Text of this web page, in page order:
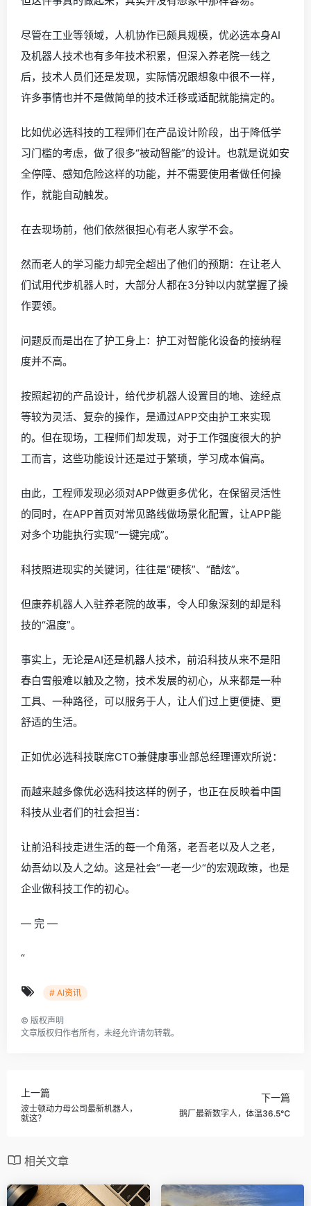
尽管在工业等领域，人机协作已颇具规模，优必选本身AI
及机器人技术也有多年技术积累，但深入养老院一线之
后，技术人员们还是发现，实际情况跟想象中很不一样，
许多事情也并不是做简单的技术迁移或适配就能搞定的。
比如优必选科技的工程师们在产品设计阶段，出于降低学
习门槛的考虑，做了很多“被动智能”的设计。也就是说如安
全停障、感知危险这样的功能，并不需要使用者做任何操
作，就能自动触发。
在去现场前，他们依然很担心有老人家学不会。
然而老人的学习能力却完全超出了他们的预期：在让老人
们试用代步机器人时，大部分人都在3分钟以内就掌握了操
作要领。
问题反而是出在了护工身上：护工对智能化设备的接纳程
度并不高。
按照起初的产品设计，给代步机器人设置目的地、途经点
等较为灵活、复杂的操作，是通过APP交由护工来实现
的。但在现场，工程师们却发现，对于工作强度很大的护
工而言，这些功能设计还是过于繁琐，学习成本偏高。
由此，工程师发现必须对APP做更多优化，在保留灵活性
的同时，在APP首页对常见路线做场景化配置，让APP能
对多个功能执行实现“一键完成”。
科技照进现实的关键词，往往是“硬核”、“酷炫”。
但康养机器人入驻养老院的故事，令人印象深刻的却是科
技的“温度”。
事实上，无论是AI还是机器人技术，前沿科技从来不是阳
春白雪般难以触及之物，技术发展的初心，从来都是一种
工具、一种路径，可以服务于人，让人们过上更便捷、更
舒适的生活。
正如优必选科技联席CTO兼健康事业部总经理谭欢所说：
而越来越多像优必选科技这样的例子，也正在反映着中国
科技从业者们的社会担当：
让前沿科技走进生活的每一个角落，老吾老以及人之老，
幼吾幼以及人之幼。这是社会“一老一少“的宏观政策，也是
企业做科技工作的初心。
— 完 —
“
# AI资讯
© 版权声明
文章版权归作者所有，未经允许请勿转载。
上一篇
波士顿动力母公司最新机器人，
就这？
下一篇
鹅厂最新数字人，体温36.5℃
相关文章